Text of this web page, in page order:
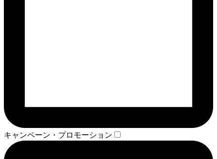
キャンペーン・プロモーション